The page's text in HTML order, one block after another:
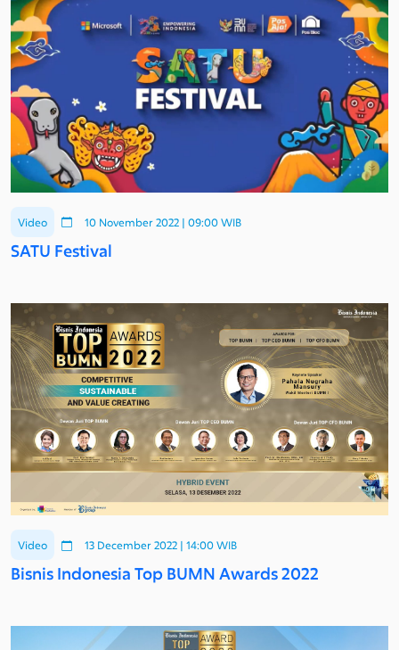
Video 10 November 2022 | 09:00 WIB
SATU Festival
Video 13 December 2022 | 14:00 WIB
Bisnis Indonesia Top BUMN Awards 2022